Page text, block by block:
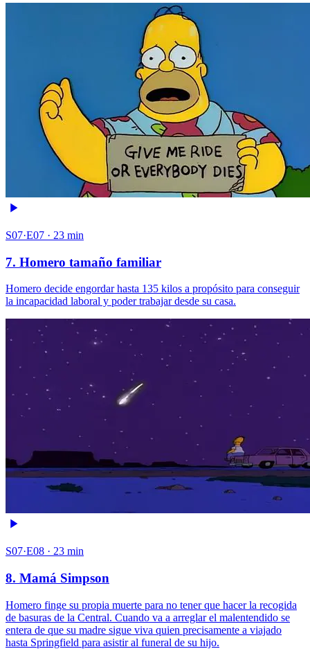
S07·E07 · 23 min
7. Homero tamaño familiar
Homero decide engordar hasta 135 kilos a propósito para conseguir
la incapacidad laboral y poder trabajar desde su casa.
S07·E08 · 23 min
8. Mamá Simpson
Homero finge su propia muerte para no tener que hacer la recogida
de basuras de la Central. Cuando va a arreglar el malentendido se
entera de que su madre sigue viva quien precisamente a viajado
hasta Springfield para asistir al funeral de su hijo.